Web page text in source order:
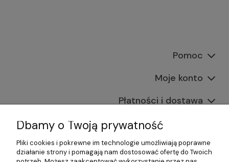
Pomoc
Moje konto
Płatności i dostawa
Informacje
O nas
Dbamy o Twoją prywatność
Pliki cookies i pokrewne im technologie umożliwiają poprawne
działanie strony i pomagają nam dostosować ofertę do Twoich